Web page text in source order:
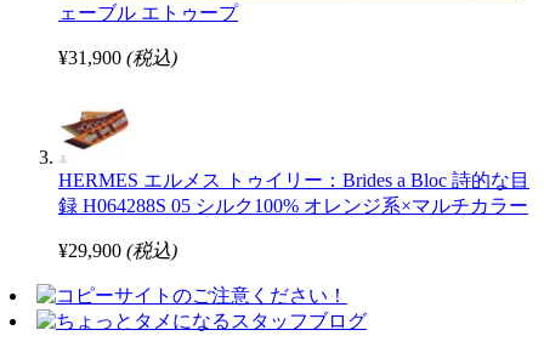
ェーブル エトゥープ
¥31,900 (税込)
HERMES エルメス トゥイリー：Brides a Bloc 詩的な目
録 H064288S 05 シルク100% オレンジ系×マルチカラー
¥29,900 (税込)